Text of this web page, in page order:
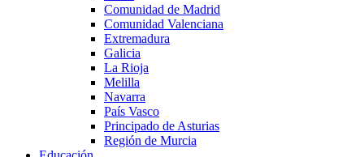
Comunidad de Madrid
Comunidad Valenciana
Extremadura
Galicia
La Rioja
Melilla
Navarra
País Vasco
Principado de Asturias
Región de Murcia